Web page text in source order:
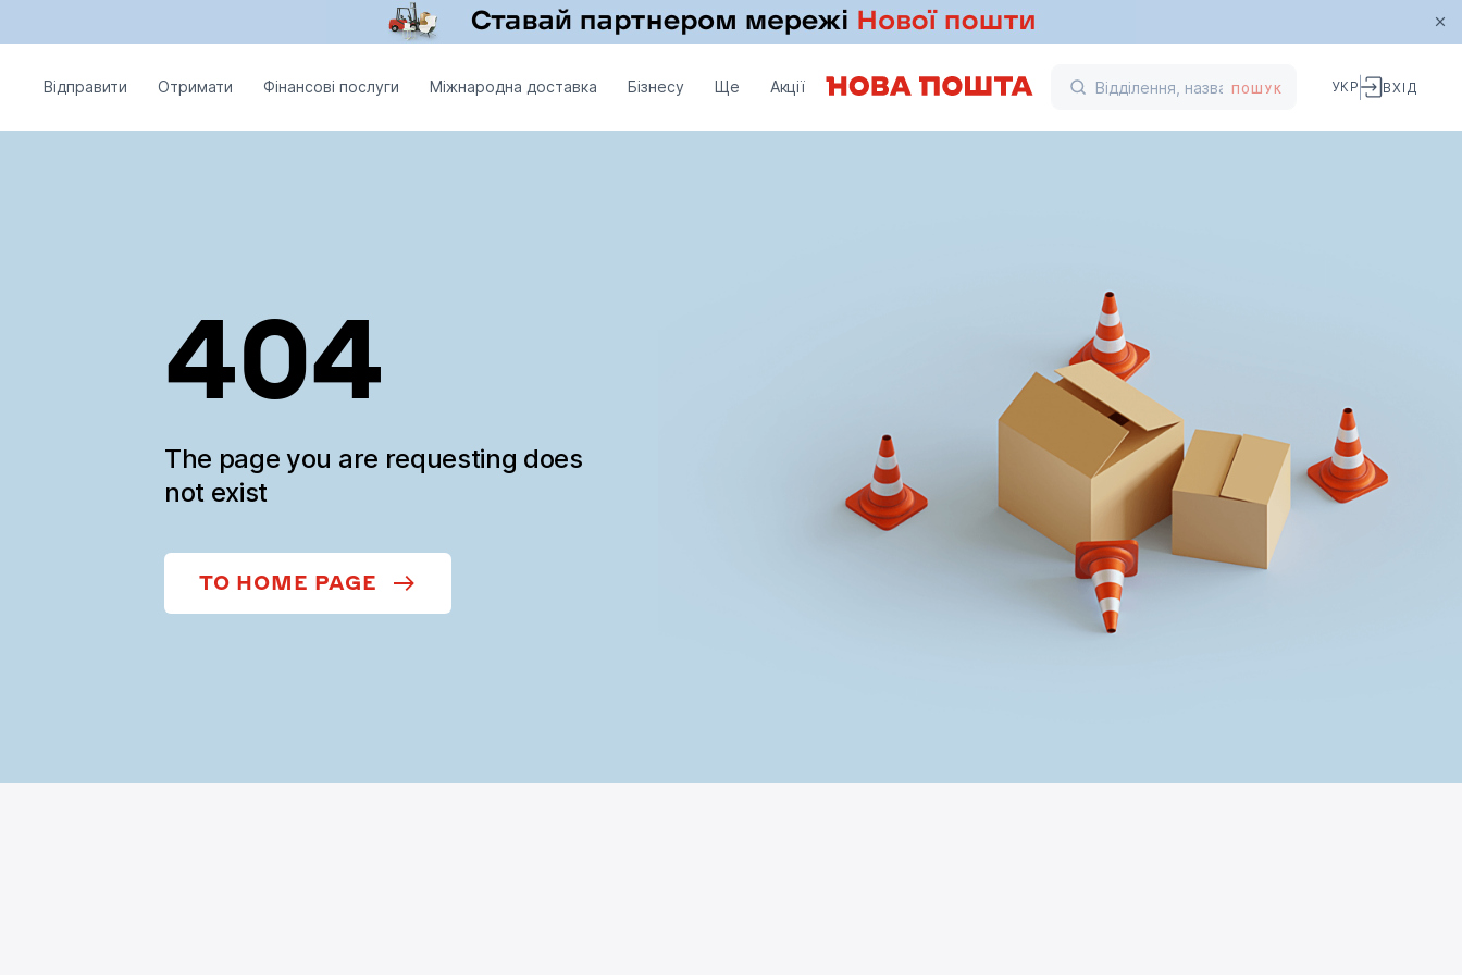
Відправити Отримати Фінансові послуги Міжнародна доставка Бізнесу Ще Акції ПОШУК УКР ВХІД
404
The page you are requesting does
not exist
TO HOME PAGE